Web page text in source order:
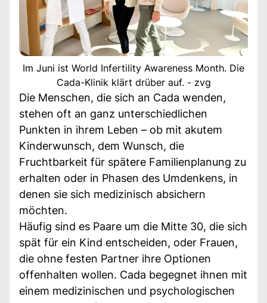
Im Juni ist World Infertility Awareness Month. Die
Cada-Klinik klärt drüber auf. - zvg
Die Menschen, die sich an Cada wenden,
stehen oft an ganz unterschiedlichen
Punkten in ihrem Leben – ob mit akutem
Kinderwunsch, dem Wunsch, die
Fruchtbarkeit für spätere Familienplanung zu
erhalten oder in Phasen des Umdenkens, in
denen sie sich medizinisch absichern
möchten.
Häufig sind es Paare um die Mitte 30, die sich
spät für ein Kind entscheiden, oder Frauen,
die ohne festen Partner ihre Optionen
offenhalten wollen. Cada begegnet ihnen mit
einem medizinischen und psychologischen